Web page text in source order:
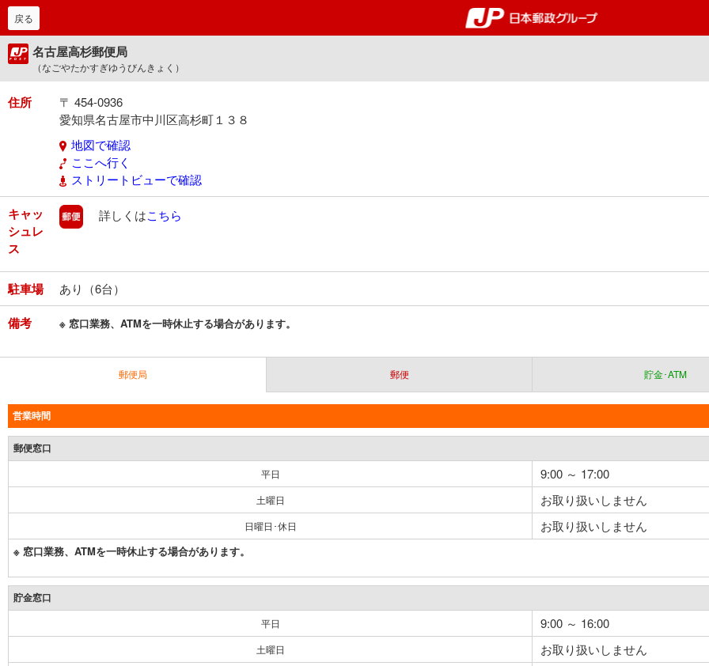
郵便局・日本郵政グルー
戻る
名古屋高杉郵便局
（なごやたかすぎゆうびんきょく）
住所
〒 454-0936
愛知県名古屋市中川区高杉町１３８
地図で確認
ここへ行く
ストリートビューで確認
キャッ
シュレ
ス
郵便
詳しくはこちら
駐車場 あり（6台）
備考 ※ 窓口業務、ATMを一時休止する場合があります。
郵便局 郵便 貯金･ATM
営業時間
郵便窓口
平日 9:00 ～ 17:00
土曜日 お取り扱いしません
日曜日･休日 お取り扱いしません
※ 窓口業務、ATMを一時休止する場合があります。
貯金窓口
平日 9:00 ～ 16:00
土曜日 お取り扱いしません